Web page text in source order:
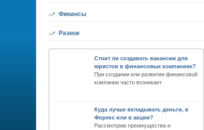
Финансы
Разное
Стоит ли создавать вакансии для
юристов в финансовых компаниях?
При создании или развитии финансовой
компании часто возникает
Куда лучше вкладывать деньги, в
Форекс или в акции?
Рассмотрим преимущества и